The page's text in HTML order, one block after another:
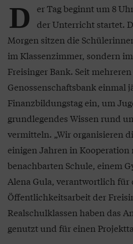
D er Tag beginnt um 8
der Unterricht startet.
Morgen sitzen die
im Klassenzimmer, sondern
Freisinger Bank. Seit
Genossenschaftsbank einmal
Finanzbildungstag ein, um
grundlegendes Wissen rund
vermitteln. „Wir organisieren
einigen Jahren in Kooperation
benachbarten Schule, einem
Alena Gula, verantwortlich für
Öffentlichkeitsarbeit der
Realschulklassen haben das
genutzt und für einen